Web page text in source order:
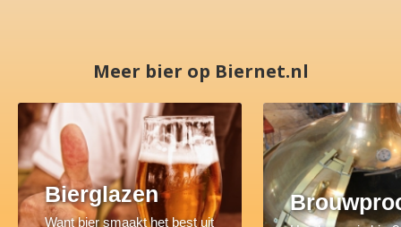
Meer bier op Biernet.nl
Bierglazen
Want bier smaakt het best uit